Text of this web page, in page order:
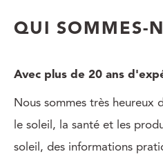
QUI SOMMES-
Avec plus de 20 ans
Nous sommes très
le soleil, la santé et les
soleil, des informations